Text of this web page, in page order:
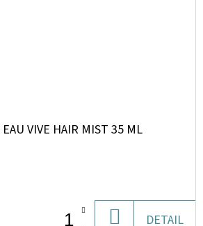
VIVE HAIR MIST 35 ML
DETAIL